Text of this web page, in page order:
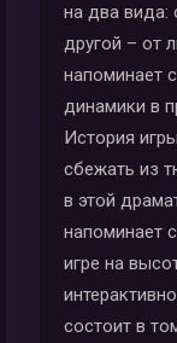
на два вида:
другой – от
напоминает
динамики в
История
сбежать из
в этой
напоминает
игре на
состоит в